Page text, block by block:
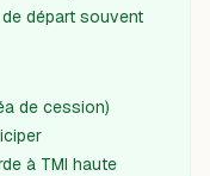
départ souvent
de cession)
à TMI haute